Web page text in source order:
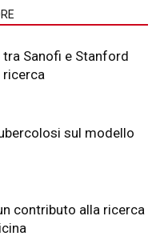
Sanofi e Stanford
ricerca
sul modello
contributo alla ricerca